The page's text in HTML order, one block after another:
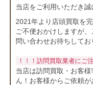
買取事例
ブログ
お問い合わせ
当店をご利用いただき誠
2021年より店頭買取を
ご不便おかけしますが
問い合わせお待ちしてお
！！！訪問買取業者にご
当店は訪問買取・お客
ん！お客様からご依頼が